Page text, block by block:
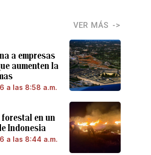
VER MÁS
a empresas
aumenten la
a las 8:58 a.m.
forestal en un
Indonesia
a las 8:44 a.m.